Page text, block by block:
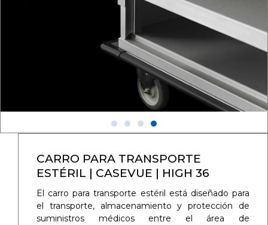
CARRO PARA TRANSPORTE
ESTÉRIL | CASEVUE | HIGH 36
El carro para transporte estéril está diseñado para
el transporte, almacenamiento y protección de
suministros médicos entre el área de